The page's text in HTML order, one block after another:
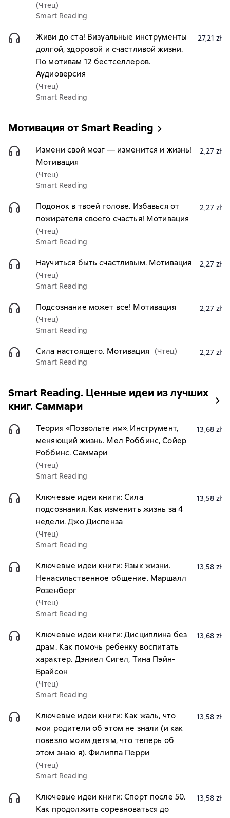
(Чтец)
Smart Reading
Живи до ста! Визуальные инструменты
долгой, здоровой и счастливой жизни.
По мотивам 12 бестселлеров.
Аудиоверсия
(Чтец)
Smart Reading
27,21 zł
Мотивация от Smart Reading
Измени свой мозг — изменится и жизнь!
Мотивация
(Чтец)
Smart Reading
2,27 zł
Подонок в твоей голове. Избавься от
пожирателя своего счастья! Мотивация
(Чтец)
Smart Reading
2,27 zł
Научиться быть счастливым. Мотивация
(Чтец)
Smart Reading
2,27 zł
Подсознание может все! Мотивация
(Чтец)
Smart Reading
2,27 zł
Сила настоящего. Мотивация
(Чтец)
Smart Reading
2,27 zł
Smart Reading. Ценные идеи из лучших
книг. Саммари
Теория «Позвольте им». Инструмент,
меняющий жизнь. Мел Роббинс, Сойер
Роббинс. Саммари
(Чтец)
Smart Reading
13,68 zł
Ключевые идеи книги: Сила
подсознания. Как изменить жизнь за 4
недели. Джо Диспенза
(Чтец)
Smart Reading
13,58 zł
Ключевые идеи книги: Язык жизни.
Ненасильственное общение. Маршалл
Розенберг
(Чтец)
Smart Reading
13,58 zł
Ключевые идеи книги: Дисциплина без
драм. Как помочь ребенку воспитать
характер. Дэниел Сигел, Тина Пэйн-
Брайсон
(Чтец)
Smart Reading
13,68 zł
Ключевые идеи книги: Как жаль, что
мои родители об этом не знали (и как
повезло моим детям, что теперь об
этом знаю я). Филиппа Перри
(Чтец)
Smart Reading
13,58 zł
Ключевые идеи книги: Спорт после 50.
Как продолжить соревноваться до
13,58 zł